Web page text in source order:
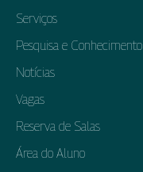
Serviços
Pesquisa e Conhecimento
Notícias
Vagas
Reserva de Salas
Área do Aluno